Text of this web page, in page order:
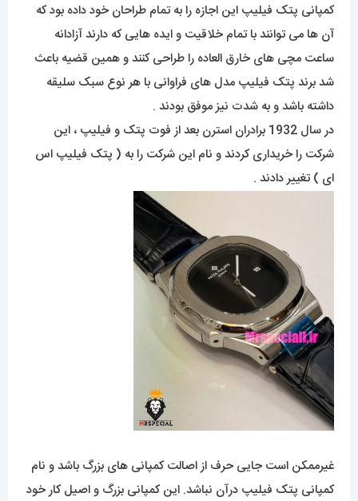
کمپانی پتک فیلیپ این اجازه را به تمام طراحان خود داده بود که
آن ها می توانند با تمام خلاقیت و ایده هایی که دارند آزادانه
ساعت مچی های خارق العاده را طراحی کنند و همین قضیه باعث
شد برند پتک فیلیپ مدل های فراوانی با هر نوع سبک سلیقه
داشته باشد و به شدت نیز موفق بودند .
در سال 1932 برادران استرن بعد از فوت پتک و فیلیپ ، این
شرکت را خریداری کردند و نام این شرکت را به ( پتک فیلیپ اس
ای ) تغییر دادند .
غیرممکن است جایی حرف از اصالت کمپانی های بزرگ باشد و نام
کمپانی پتک فیلیپ درآن نباشد. این کمپانی بزرگ و اصیل کار خود